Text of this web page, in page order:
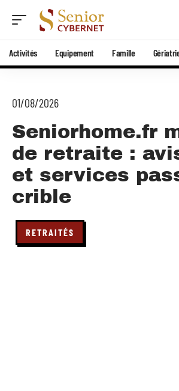
Activités Equipement Famille
01/08/2026
Seniorhome.fr
de retraite :
et services
crible
RETRAITÉS